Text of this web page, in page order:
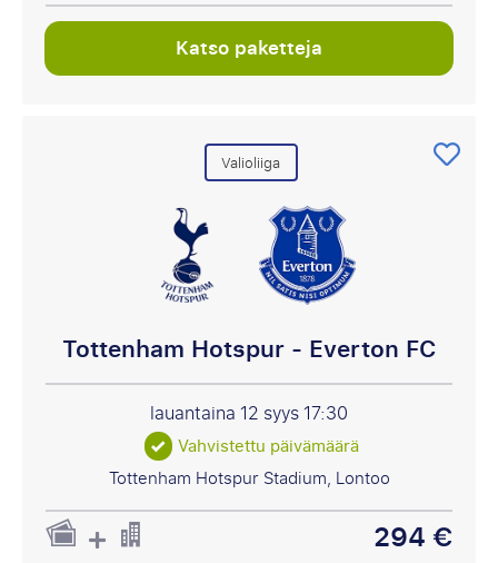
Katso paketteja
Valioliiga
Tottenham Hotspur - Everton FC
lauantaina 12 syys17:30
Vahvistettu päivämäärä
Tottenham Hotspur Stadium, Lontoo
294 €